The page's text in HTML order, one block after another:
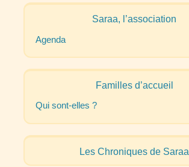
Saraa, l’association
Agenda
Familles d’accueil
Qui sont-elles ?
Les Chroniques de Saraa